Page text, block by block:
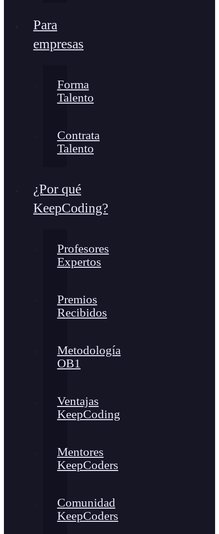
Para
empresas
Forma
Talento
Contrata
Talento
¿Por qué
KeepCoding?
Profesores
Expertos
Premios
Recibidos
Metodología
OB1
Ventajas
KeepCoding
Mentores
KeepCoders
Comunidad
KeepCoders